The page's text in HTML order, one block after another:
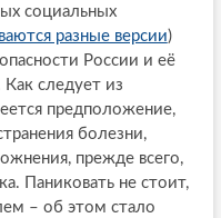
социальных
разные версии)
России и её
следует из
предположение,
болезни,
прежде всего,
Паниковать не стоит,
– об этом стало